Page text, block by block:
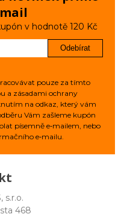
v hodnotě 120 Kč
Odebírat
pouze za tímto
a zásadami ochrany
na odkaz, který vám
Vám zašleme kupón
písemně e‑mailem, nebo
e‑mailu.
s.r.o.
468